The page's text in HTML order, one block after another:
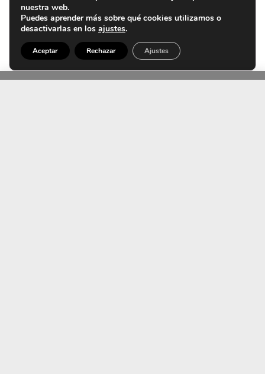
nuestra web.
Puedes aprender más sobre qué cookies utilizamos o
desactivarlas en los ajustes.
Aceptar Rechazar Ajustes